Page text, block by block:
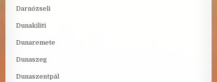
Darnózseli
Dunakiliti
Dunaremete
Dunaszeg
Dunaszentpál